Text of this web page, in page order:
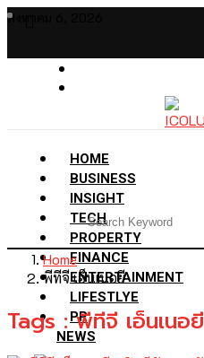
สิงหาคม 6, 2026
HOME
BUSINESS
INSIGHT
TECH
PROPERTY
FINANCE
ENTERTAINMENT
LIFESTLYE
PR
NEWS
Home
พีทีจี เอ็นเนอยี
Tags : พีทีจี เอ็นเนอยี